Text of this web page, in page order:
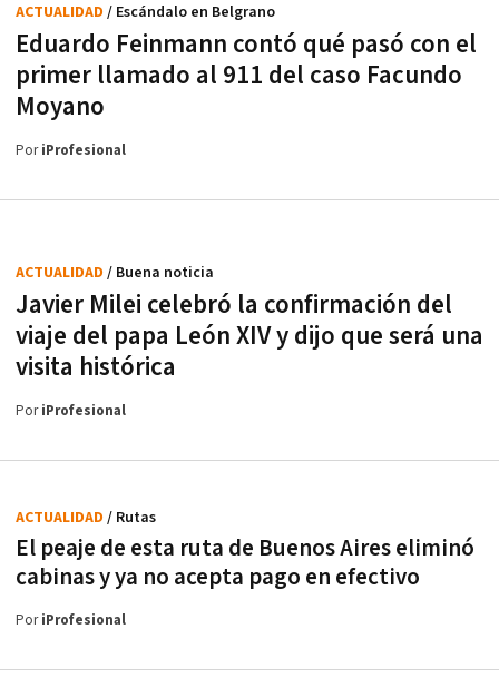
Eduardo Feinmann contó qué pasó con el
primer llamado al 911 del caso Facundo
Moyano
ACTUALIDAD / Escándalo en Belgrano
PoriProfesional
Javier Milei celebró la confirmación del
viaje del papa León XIV y dijo que será una
visita histórica
ACTUALIDAD / Buena noticia
PoriProfesional
El peaje de esta ruta de Buenos Aires eliminó
cabinas y ya no acepta pago en efectivo
ACTUALIDAD / Rutas
PoriProfesional